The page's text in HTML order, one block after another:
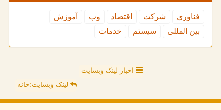
فناوری شركت اقتصاد وب
آموزش
بین المللی
سیستم خدمات
اخبار لینک وبسایت
لینک وبسایت:خانه